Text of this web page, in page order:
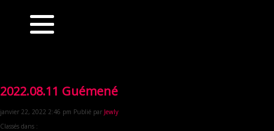
2022.08.11 Guémené
janvier 22, 2022 2:46 pm Publié par Jewly
Classés dans :